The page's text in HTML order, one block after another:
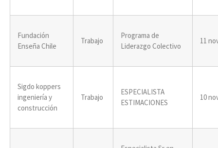
Fundación
Enseña Chile
Trabajo
Programa de
Liderazgo Colectivo
11
Sigdo koppers
ingeniería y
construcción
Trabajo
ESPECIALISTA
ESTIMACIONES
10